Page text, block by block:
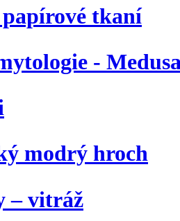
tkaní
-
modrý hroch
– vitráž